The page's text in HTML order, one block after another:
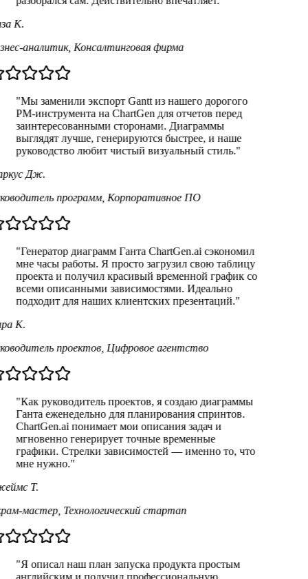
К.
аналитик, Консалтинговая фирма
"Мы заменили экспорт Gantt из нашего дорогого
PM-инструмента на ChartGen для отчетов перед
заинтересованными сторонами. Диаграммы
выглядят лучше, генерируются быстрее, и наше
руководство любит чистый визуальный стиль."
Дж.
программ, Корпоративное ПО
"Генератор диаграмм Ганта ChartGen.ai сэкономил
мне часы работы. Я просто загрузил свою таблицу
проекта и получил красивый временной график со
всеми описанными зависимостями. Идеально
подходит для наших клиентских презентаций."
К.
проектов, Цифровое агентство
"Как руководитель проектов, я создаю диаграммы
Ганта еженедельно для планирования спринтов.
ChartGen.ai понимает мои описания задач и
мгновенно генерирует точные временные
графики. Стрелки зависимостей — именно то, что
мне нужно."
Т.
мастер, Технологический стартап
"Я описал наш план запуска продукта простым